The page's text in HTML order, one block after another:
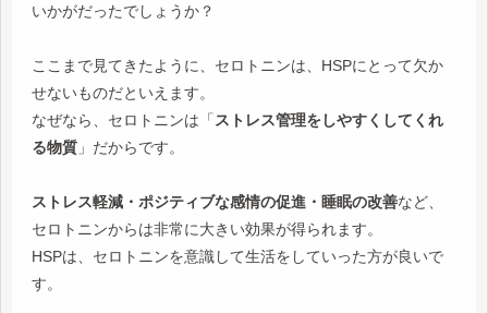
いかがだったでしょうか？
ここまで見てきたように、セロトニンは、HSPにとって欠か
せないものだといえます。
なぜなら、セロトニンは「 ストレス管理をしやすくしてくれ
る物質 」だからです。
ストレス軽減・ポジティブな感情の促進・睡眠の改善など、
セロトニンからは非常に大きい効果が得られます。
HSPは、セロトニンを意識して生活をしていった方が良いで
す。